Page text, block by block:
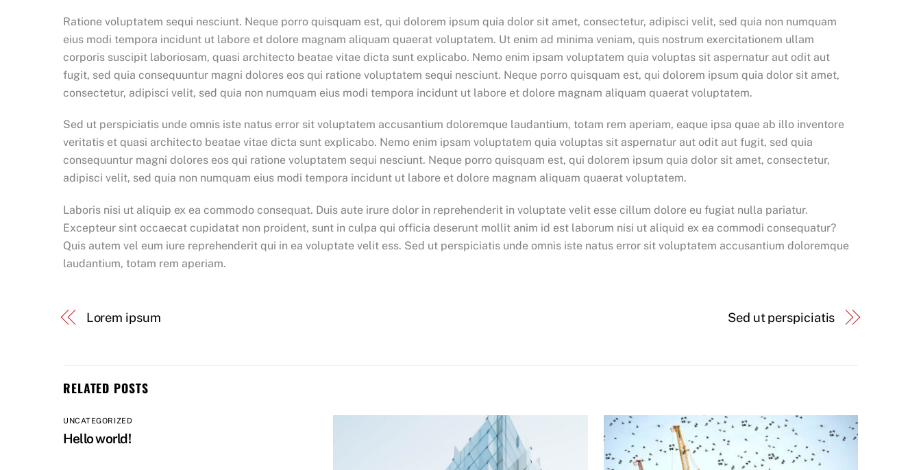
Ratione voluptatem sequi nesciunt. Neque porro quisquam est, qui dolorem ipsum quia dolor sit amet, consectetur, adipisci velit, sed quia non numquam
eius modi tempora incidunt ut labore et dolore magnam aliquam quaerat voluptatem. Ut enim ad minima veniam, quis nostrum exercitationem ullam
corporis suscipit laboriosam, quasi architecto beatae vitae dicta sunt explicabo. Nemo enim ipsam voluptatem quia voluptas sit aspernatur aut odit aut
fugit, sed quia consequuntur magni dolores eos qui ratione voluptatem sequi nesciunt. Neque porro quisquam est, qui dolorem ipsum quia dolor sit amet,
consectetur, adipisci velit, sed quia non numquam eius modi tempora incidunt ut labore et dolore magnam aliquam quaerat voluptatem.
Sed ut perspiciatis unde omnis iste natus error sit voluptatem accusantium doloremque laudantium, totam rem aperiam, eaque ipsa quae ab illo inventore
veritatis et quasi architecto beatae vitae dicta sunt explicabo. Nemo enim ipsam voluptatem quia voluptas sit aspernatur aut odit aut fugit, sed quia
consequuntur magni dolores eos qui ratione voluptatem sequi nesciunt. Neque porro quisquam est, qui dolorem ipsum quia dolor sit amet, consectetur,
adipisci velit, sed quia non numquam eius modi tempora incidunt ut labore et dolore magnam aliquam quaerat voluptatem.
Laboris nisi ut aliquip ex ea commodo consequat. Duis aute irure dolor in reprehenderit in voluptate velit esse cillum dolore eu fugiat nulla pariatur.
Excepteur sint occaecat cupidatat non proident, sunt in culpa qui officia deserunt mollit anim id est laborum nisi ut aliquid ex ea commodi consequatur?
Quis autem vel eum iure reprehenderit qui in ea voluptate velit ess. Sed ut perspiciatis unde omnis iste natus error sit voluptatem accusantium doloremque
laudantium, totam rem aperiam.
Lorem ipsum Sed ut perspiciatis
RELATED POSTS
UNCATEGORIZED
Hello world!